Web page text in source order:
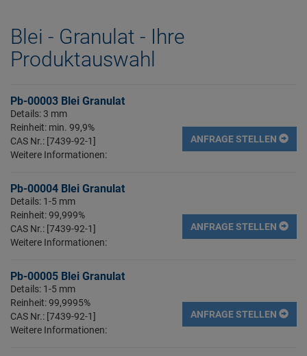
Blei - Granulat - Ihre
Produktauswahl
Pb-00003 Blei Granulat
Details: 3 mm
Reinheit: min. 99,9%
CAS Nr.: [7439-92-1]
Weitere Informationen:
ANFRAGE STELLEN
Pb-00004 Blei Granulat
Details: 1-5 mm
Reinheit: 99,999%
CAS Nr.: [7439-92-1]
Weitere Informationen:
ANFRAGE STELLEN
Pb-00005 Blei Granulat
Details: 1-5 mm
Reinheit: 99,9995%
CAS Nr.: [7439-92-1]
Weitere Informationen:
ANFRAGE STELLEN